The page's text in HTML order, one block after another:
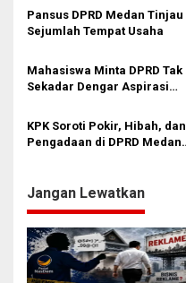
p
o
s
Pansus DPRD Medan Tinjau
Sejumlah Tempat Usaha
Mahasiswa Minta DPRD Tak
Sekadar Dengar Aspirasi
KPK Soroti Pokir, Hibah, dan
Pengadaan di DPRD Medan:
Awal
Jangan Lewatkan